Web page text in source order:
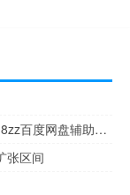
18zz百度网盘辅助工具 V3.2 绿色免费版（18zz百度网盘辅助工具 V3.2 绿色免费版功能简介）
张区间